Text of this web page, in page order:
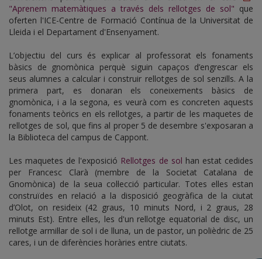
"Aprenem matemàtiques a través dels rellotges de sol" que
oferten l'ICE-Centre de Formació Contínua de la Universitat de
Lleida i el Departament d'Ensenyament.
L’objectiu del curs és explicar al professorat els fonaments
bàsics de gnomònica perquè siguin capaços d’engrescar els
seus alumnes a calcular i construir rellotges de sol senzills. A la
primera part, es donaran els coneixements bàsics de
gnomònica, i a la segona, es veurà com es concreten aquests
fonaments teòrics en els rellotges, a partir de les maquetes de
rellotges de sol, que fins al proper 5 de desembre s'exposaran a
la Biblioteca del campus de Cappont.
Les maquetes de l'exposició Rellotges de sol han estat cedides
per Francesc Clarà (membre de la Societat Catalana de
Gnomònica) de la seua col·lecció particular. Totes elles estan
construïdes en relació a la disposició geogràfica de la ciutat
d’Olot, on resideix (42 graus, 10 minuts Nord, i 2 graus, 28
minuts Est). Entre elles, les d'un rellotge equatorial de disc, un
rellotge armil·lar de sol i de lluna, un de pastor, un polièdric de 25
cares, i un de diferències horàries entre ciutats.